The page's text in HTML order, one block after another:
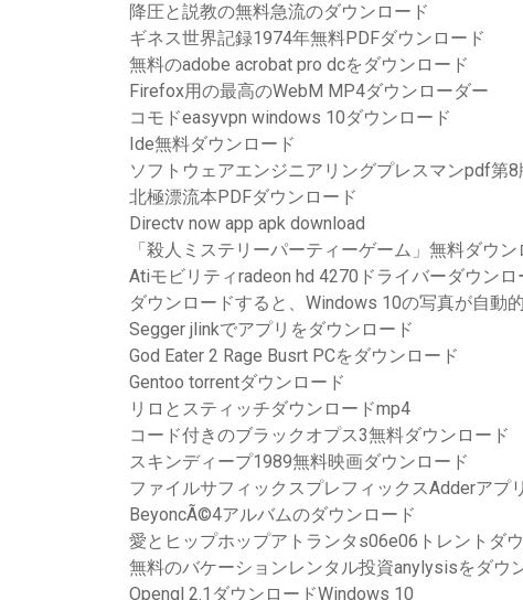
降圧と説教の無料急流のダウンロード
ギネス世界記録1974年無料PDFダウンロード
無料のadobe acrobat pro dcをダウンロード
Firefox用の最高のWebM MP4ダウンローダー
コモドeasyvpn windows 10ダウンロード
Ide無料ダウンロード
ソフトウェアエンジニアリングプレスマンpdf第
北極漂流本PDFダウンロード
Directv now app apk download
「殺人ミステリーパーティーゲーム」無料ダウン
Atiモビリティradeon hd 4270ドライバーダウンロ
ダウンロードすると、Windows 10の写真が自動
Segger jlinkでアプリをダウンロード
God Eater 2 Rage Busrt PCをダウンロード
Gentoo torrentダウンロード
リロとスティッチダウンロードmp4
コード付きのブラックオプス3無料ダウンロード
スキンディープ1989無料映画ダウンロード
ファイルサフィックスプレフィックスAdderアプ
BeyoncÃ©4アルバムのダウンロード
愛とヒップホップアトランタs06e06トレントダ
無料のバケーションレンタル投資anylysisをダウ
Opengl 2.1ダウンロードWindows 10